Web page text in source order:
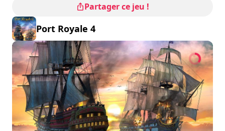
Partager ce jeu !
Port Royale 4